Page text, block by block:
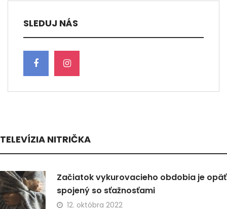
SLEDUJ NÁS
TELEVÍZIA NITRIČKA
Začiatok vykurovacieho obdobia je opäť
spojený so sťažnosťami
12. októbra 2022